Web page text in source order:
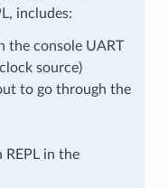
includes:
the console UART
source)
to go through the
in the